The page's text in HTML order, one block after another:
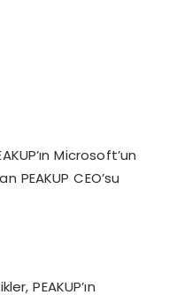
Microsoft’un
CEO’su
PEAKUP’ın